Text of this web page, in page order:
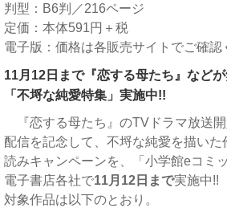
判型：B6判／216ページ
定価：本体591円＋税
電子版：価格は各販売サイトでご確認
11月12日まで『恋する母たち』など
「不埒な純愛特集」実施中!!
『恋する母たち』のTVドラマ放送
配信を記念して、不埒な純愛を描いた
読みキャンペーンを、「小学館eコミ
電子書店各社で11月12日まで実施中!!
対象作品は以下のとおり。